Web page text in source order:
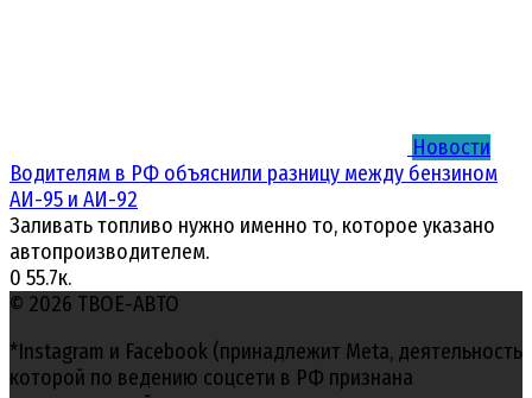
Новости
Водителям в РФ объяснили разницу между бензином
АИ-95 и АИ-92
Заливать топливо нужно именно то, которое указано
автопроизводителем.
0 55.7к.
© 2026 ТВОЕ-АВТО
*Instagram и Facebook (принадлежит Meta, деятельность
которой по ведению соцсети в РФ признана